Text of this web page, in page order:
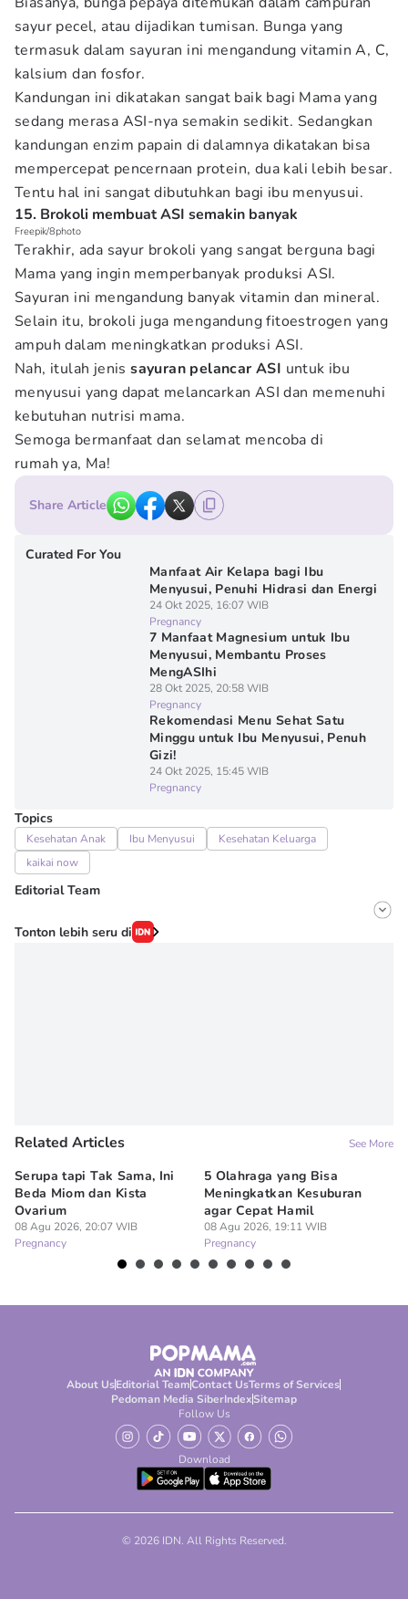
sayur pecel, atau dijadikan tumisan. Bunga yang
termasuk dalam sayuran ini mengandung vitamin A, C,
kalsium dan fosfor.
Kandungan ini dikatakan sangat baik bagi Mama yang
sedang merasa ASI-nya semakin sedikit. Sedangkan
kandungan enzim papain di dalamnya dikatakan bisa
mempercepat pencernaan protein, dua kali lebih besar.
Tentu hal ini sangat dibutuhkan bagi ibu menyusui.
15. Brokoli membuat ASI semakin banyak
Freepik/8photo
Terakhir, ada sayur brokoli yang sangat berguna bagi
Mama yang ingin memperbanyak produksi ASI.
Sayuran ini mengandung banyak vitamin dan mineral.
Selain itu, brokoli juga mengandung fitoestrogen yang
ampuh dalam meningkatkan produksi ASI.
Nah, itulah jenissayuran pelancar ASI untuk ibu
menyusui yang dapat melancarkan ASI dan memenuhi
kebutuhan nutrisi mama.
Semoga bermanfaat dan selamat mencoba di
rumah ya, Ma!
Share Article
Curated For You
Manfaat Air Kelapa bagi Ibu
Menyusui, Penuhi Hidrasi dan Energi
24 Okt 2025, 16:07 WIB
Pregnancy
7 Manfaat Magnesium untuk Ibu
Menyusui, Membantu Proses
MengASIhi
28 Okt 2025, 20:58 WIB
Pregnancy
Rekomendasi Menu Sehat Satu
Minggu untuk Ibu Menyusui, Penuh
Gizi!
24 Okt 2025, 15:45 WIB
Pregnancy
Topics
Kesehatan Anak Ibu Menyusui
Kesehatan Keluarga
kaikai now
Editorial Team
Editor
Onic Metheany
Tonton lebih seru di
Related Articles See More
Serupa tapi Tak Sama, Ini
Beda Miom dan Kista
Ovarium
08 Agu 2026, 20:07 WIB
Pregnancy
5 Olahraga yang Bisa
Meningkatkan Kesuburan
agar Cepat Hamil
08 Agu 2026, 19:11 WIB
Pregnancy
About UsEditorial TeamContact UsTerms of Services
Pedoman Media SiberIndexSitemap
Follow Us
Download
© 2026 IDN. All Rights Reserved.